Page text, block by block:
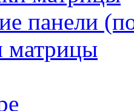
панели
матрицы